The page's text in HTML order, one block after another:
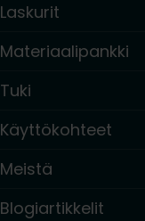
Laskurit
Materiaalipankki
Tuki
Käyttökohteet
Meistä
Blogiartikkelit